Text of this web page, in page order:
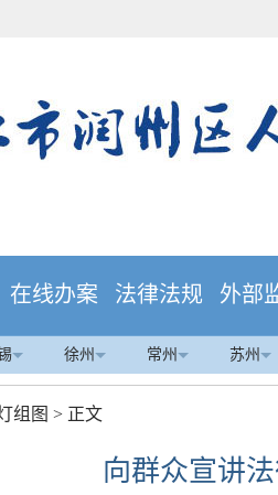
在线办案 法律法规 外部
徐州 常州 苏州
组图 > 正文
向群众宣讲